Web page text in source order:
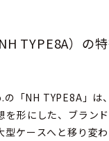
TYPE8A）の
の「NH TYPE8A」は
を形にした、ブラン
型ケースへと移り変